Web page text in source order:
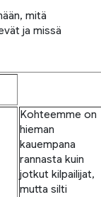
mitä
ja missä
Kohteemme on
hieman
kauempana
rannasta kuin
jotkut kilpailijat,
mutta silti